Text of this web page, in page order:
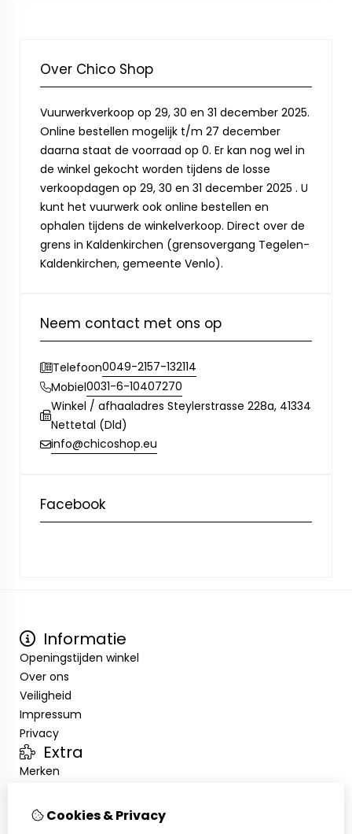
Over Chico Shop
Vuurwerkverkoop op 29, 30 en 31 december 2025.
Online bestellen mogelijk t/m 27 december
daarna staat de voorraad op 0. Er kan nog wel in
de winkel gekocht worden tijdens de losse
verkoopdagen op 29, 30 en 31 december 2025 . U
kunt het vuurwerk ook online bestellen en
ophalen tijdens de winkelverkoop. Direct over de
grens in Kaldenkirchen (grensovergang Tegelen-
Kaldenkirchen, gemeente Venlo).
Neem contact met ons op
Telefoon0049-2157-132114
Mobiel0031-6-10407270
Winkel / afhaaladres Steylerstrasse 228a, 41334
Nettetal (Dld)
info@chicoshop.eu
Facebook
Informatie
Openingstijden winkel
Over ons
Veiligheid
Impressum
Privacy
Extra
Merken
Klantenservice
Cookies & Privacy